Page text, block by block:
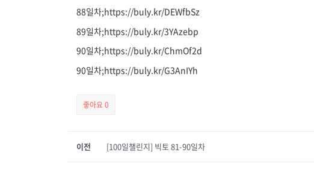
88일차;https://buly.kr/DEWfbSz
89일차;https://buly.kr/3YAzebp
90일차;https://buly.kr/ChmOf2d
90일차;https://buly.kr/G3AnIYh
좋아요0
이전 [100일챌린지] 빅토 81-90일차